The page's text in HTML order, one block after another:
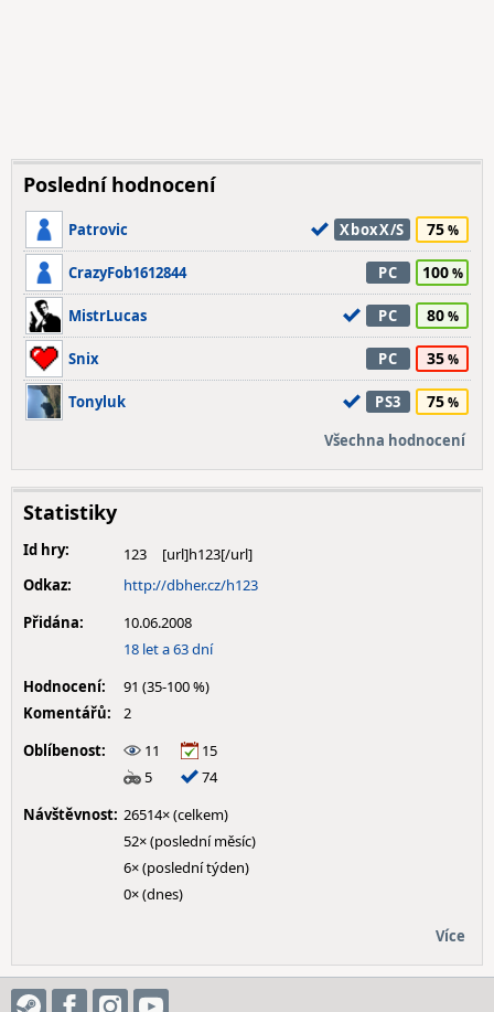
Poslední hodnocení
Patrovic XboxX/S 75
CrazyFob1612844 PC 100
MistrLucas PC 80
Snix PC 35
Tonyluk PS3 75
Všechna hodnocení
Statistiky
Id hry:
123
Odkaz:
http://dbher.cz/h123
Přidána:
10.06.2008
18 let a 63 dní
Hodnocení:
91 (35-100 %)
Komentářů:
2
Oblíbenost:
11
15
5
74
Návštěvnost: 26514× (celkem)
52× (poslední měsíc)
6× (poslední týden)
0× (dnes)
Více